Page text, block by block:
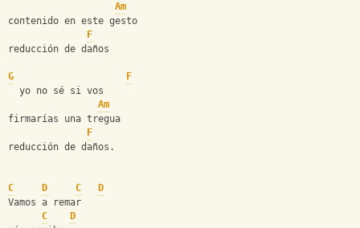
Am
contenido en este gesto
F
reducción de daños
G
F
  yo no sé si vos
Am
firmarías una tregua
F
reducción de daños.
C D C
D
Vamos a remar
C
D